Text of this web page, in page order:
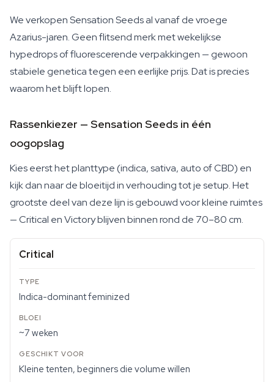
We verkopen Sensation Seeds al vanaf de vroege
Azarius-jaren. Geen flitsend merk met wekelijkse
hypedrops of fluorescerende verpakkingen — gewoon
stabiele genetica tegen een eerlijke prijs. Dat is precies
waarom het blijft lopen.
Rassenkiezer — Sensation Seeds in één
oogopslag
Kies eerst het planttype (indica, sativa, auto of CBD) en
kijk dan naar de bloeitijd in verhouding tot je setup. Het
grootste deel van deze lijn is gebouwd voor kleine ruimtes
— Critical en Victory blijven binnen rond de 70–80 cm.
Critical
Indica-dominant feminized
~7 weken
Kleine tenten, beginners die volume willen